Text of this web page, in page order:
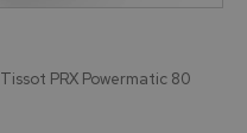
Tissot PRX Powermatic 80